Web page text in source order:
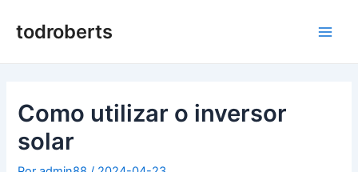
paratodroberts
Como utilizar o inversor
solar